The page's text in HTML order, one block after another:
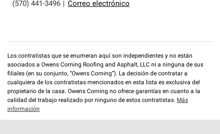
(570) 441-3496
Correo electrónico
Los contratistas que se enumeran aquí son independientes y no están
asociados a Owens Corning Roofing and Asphalt, LLC ni a ninguna de sus
filiales (en su conjunto, “Owens Corning”). La decisión de contratar a
cualquiera de los contratistas mencionados en esta lista es exclusiva del
propietario de la casa. Owens Corning no ofrece garantías en cuanto a la
calidad del trabajo realizado por ninguno de estos contratistas. Más
información